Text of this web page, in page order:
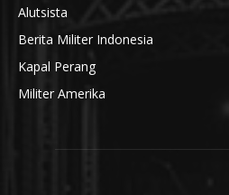
Alutsista
Berita Militer Indonesia
Kapal Perang
Militer Amerika